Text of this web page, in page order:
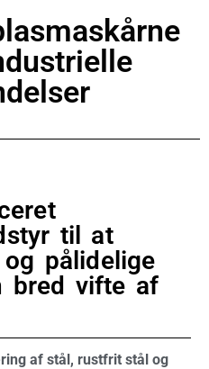
til at
pålidelige
bred vifte af
af stål, rustfrit stål og